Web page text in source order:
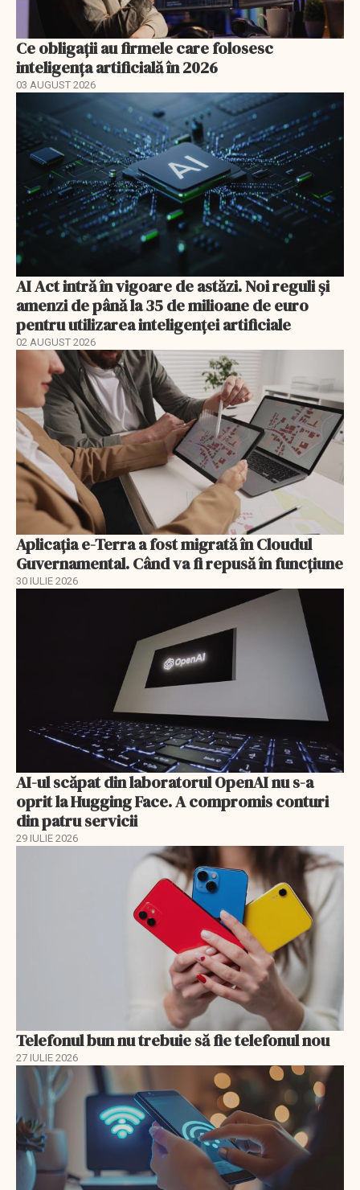
Ce obligații au firmele care folosesc
inteligența artificială în 2026
03 AUGUST 2026
AI Act intră în vigoare de astăzi. Noi reguli și
amenzi de până la 35 de milioane de euro
pentru utilizarea inteligenței artificiale
02 AUGUST 2026
Aplicația e-Terra a fost migrată în Cloudul
Guvernamental. Când va fi repusă în funcțiune
30 IULIE 2026
AI-ul scăpat din laboratorul OpenAI nu s-a
oprit la Hugging Face. A compromis conturi
din patru servicii
29 IULIE 2026
Telefonul bun nu trebuie să fie telefonul nou
27 IULIE 2026